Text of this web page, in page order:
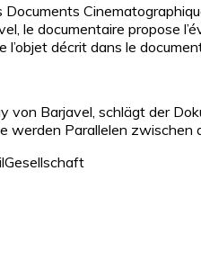
le documentaire propose
décrit dans le
von Barjavel, schlägt der
werden Parallelen zwischen